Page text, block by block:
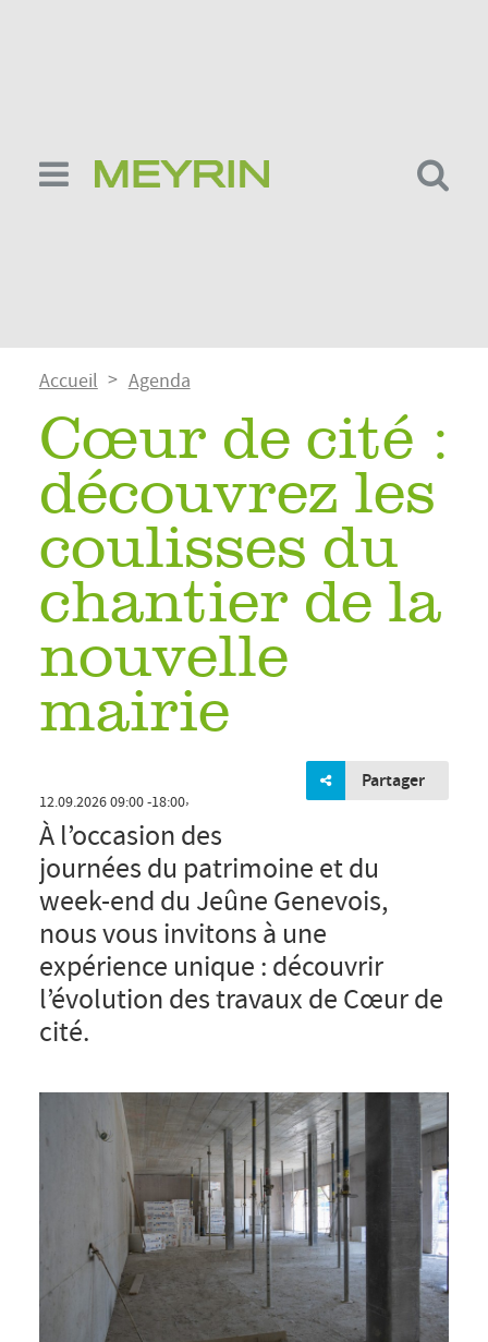
Fil
d'Ariane
Accueil Agenda
Cœur de cité :
découvrez les
coulisses du
chantier de la
nouvelle
mairie
Partager
12.09.2026 09:00 18:00,
À l’occasion des
journées du patrimoine et du
week-end du Jeûne Genevois,
nous vous invitons à une
expérience unique : découvrir
l’évolution des travaux de Cœur de
cité.